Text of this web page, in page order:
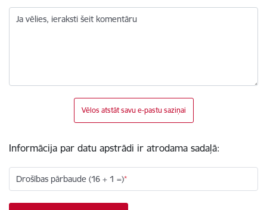
Ja vēlies, ieraksti šeit komentāru
Vēlos atstāt savu e-pastu saziņai
Informācija par datu apstrādi ir atrodama sadaļā:
Drošības pārbaude (16 + 1 =)